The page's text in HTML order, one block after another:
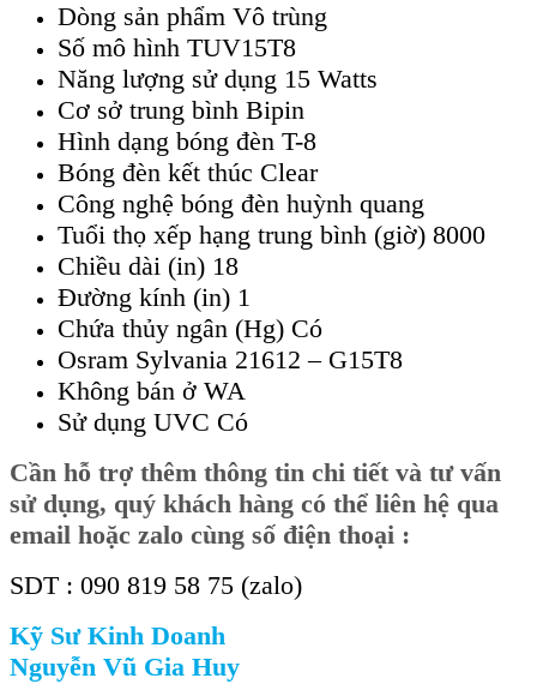
Dòng sản phẩm Vô trùng
Số mô hình TUV15T8
Năng lượng sử dụng 15 Watts
Cơ sở trung bình Bipin
Hình dạng bóng đèn T-8
Bóng đèn kết thúc Clear
Công nghệ bóng đèn huỳnh quang
Tuổi thọ xếp hạng trung bình (giờ) 8000
Chiều dài (in) 18
Đường kính (in) 1
Chứa thủy ngân (Hg) Có
Osram Sylvania 21612 – G15T8
Không bán ở WA
Sử dụng UVC Có
Cần hỗ trợ thêm thông tin chi tiết và tư vấn
sử dụng, quý khách hàng có thể liên hệ qua
email hoặc zalo cùng số điện thoại :
SDT : 090 819 58 75 (zalo)
Kỹ Sư Kinh Doanh
Nguyễn Vũ Gia Huy